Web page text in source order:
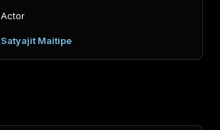
Actor
Satyajit Maitipe